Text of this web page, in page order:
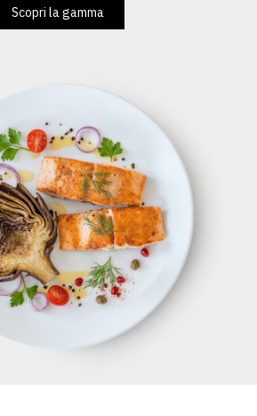
Scopri la gamma